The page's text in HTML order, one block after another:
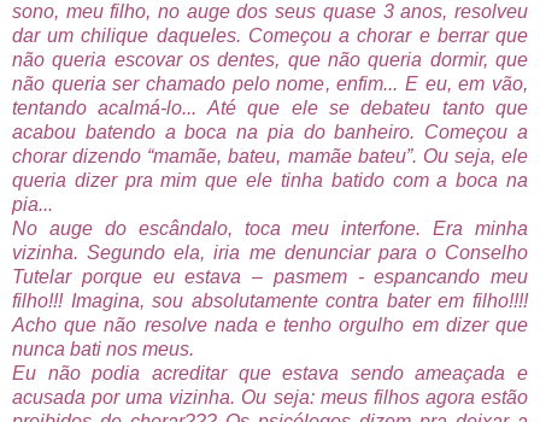
sono, meu filho, no auge dos seus quase 3 anos, resolveu
dar um chilique daqueles. Começou a chorar e berrar que
não queria escovar os dentes, que não queria dormir, que
não queria ser chamado pelo nome, enfim... E eu, em vão,
tentando acalmá-lo... Até que ele se debateu tanto que
acabou batendo a boca na pia do banheiro. Começou a
chorar dizendo “mamãe, bateu, mamãe bateu”. Ou seja, ele
queria dizer pra mim que ele tinha batido com a boca na
pia...
No auge do escândalo, toca meu interfone. Era minha
vizinha. Segundo ela, iria me denunciar para o Conselho
Tutelar porque eu estava – pasmem - espancando meu
filho!!! Imagina, sou absolutamente contra bater em filho!!!!
Acho que não resolve nada e tenho orgulho em dizer que
nunca bati nos meus.
Eu não podia acreditar que estava sendo ameaçada e
acusada por uma vizinha. Ou seja: meus filhos agora estão